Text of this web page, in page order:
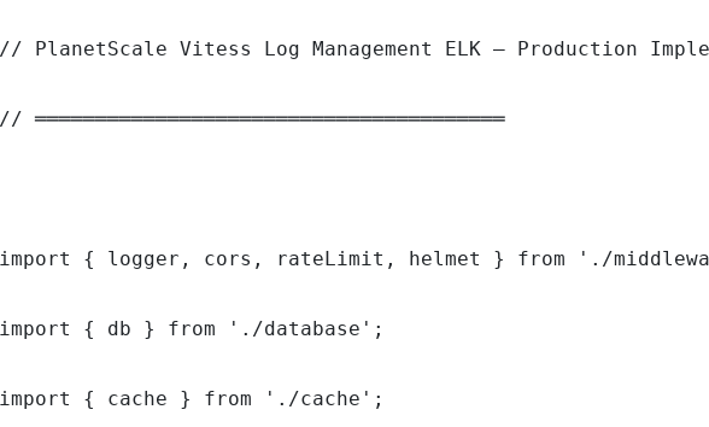
// PlanetScale Vitess Log Management ELK — Production
// ═══════════════════════════════════════
import { logger, cors, rateLimit, helmet } from './
import { db } from './database';
import { cache } from './cache';